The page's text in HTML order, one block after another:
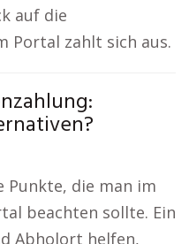
auf die
Portal zahlt sich aus.
Punkte, die man im
beachten sollte. Ein
Abholort helfen,